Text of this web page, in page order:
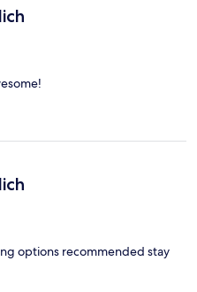
options recommended stay